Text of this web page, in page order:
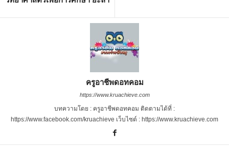
ครูอาชีพดอทคอม
https://www.kruachieve.com
บทความโดย : ครูอาชีพดอทคอม ติดตามได้ที่ :
https://www.facebook.com/kruachieve เว็บไซต์ : https://www.kruachieve.com